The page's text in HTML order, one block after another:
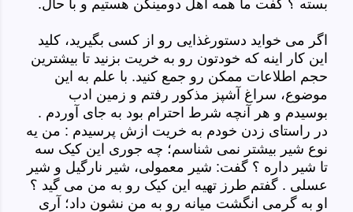
بسته ؟ گفت ما همه اهل دومینکن هستیم و با حال.
اگر می خواید دستورغذایی رو از کسی بگیرید، کلید
این کار اینه که خودتون رو به خریت بزنید تا بیشترین
حجم اطلاعات ممکن رو جمع کنید. با علم به این
موضوع، سراغ آشپز مذکور رفتم و زمین ادب
بوسیدم و هر آنچه شرط احترام بود به جای آوردم .
در راستای زدن خودم به خریت ازش پرسیدم : من یه
نوع شیر بیشتر نمی شناسم؛ چه جوری این کیک سه
تا شیر داره ؟ گفت: شیر معمولی، شیر نارگیل و شیر
عسلی . گفتم طرز تهیه این کیک رو به من می گید ؟
او به گرمی انگشت میانه رو به من نشون داد؛ آری